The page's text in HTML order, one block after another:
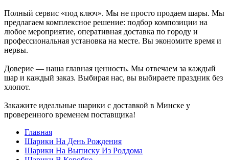
Полный сервис «под ключ». Мы не просто продаем шары. Мы
предлагаем комплексное решение: подбор композиции на
любое мероприятие, оперативная доставка по городу и
профессиональная установка на месте. Вы экономите время и
нервы.
Доверие — наша главная ценность. Мы отвечаем за каждый
шар и каждый заказ. Выбирая нас, вы выбираете праздник без
хлопот.
Закажите идеальные шарики с доставкой в Минске у
проверенного временем поставщика!
Главная
Шарики На День Рождения
Шарики На Выписку Из Роддома